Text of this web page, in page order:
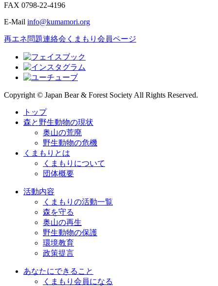
FAX 0798-22-4196
E-Mail info@kumamori.org
再エネ問題連絡会 くまもり会員ページ
Copyright © Japan Bear & Forest Society All Rights Reserved.
トップ
森と野生動物の現状
奥山の荒廃
野生動物の危機
くまもりとは
くまもりについて
団体概要
活動内容
くまもりの活動一覧
森を守る
奥山の再生
野生動物の保護
環境教育
政策提言
あなたにできること
くまもり会員になる